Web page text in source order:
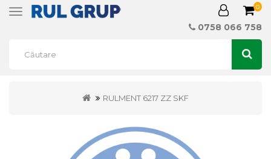
Toggle
0
0758 066 758
RULMENT 6217 ZZ SKF